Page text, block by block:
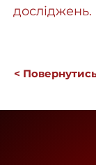
досліджень.
<